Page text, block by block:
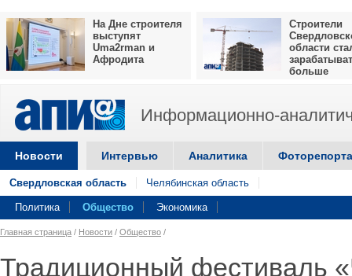
На Дне строителя
выступят
Uma2rman и
Афродита
Строители
области
больше
Информационно-
Новости Интервью Аналитика
Свердловская область Челябинская область
Политика Общество Экономика
Главная страница / Новости / Общество /
Традиционный фестиваль